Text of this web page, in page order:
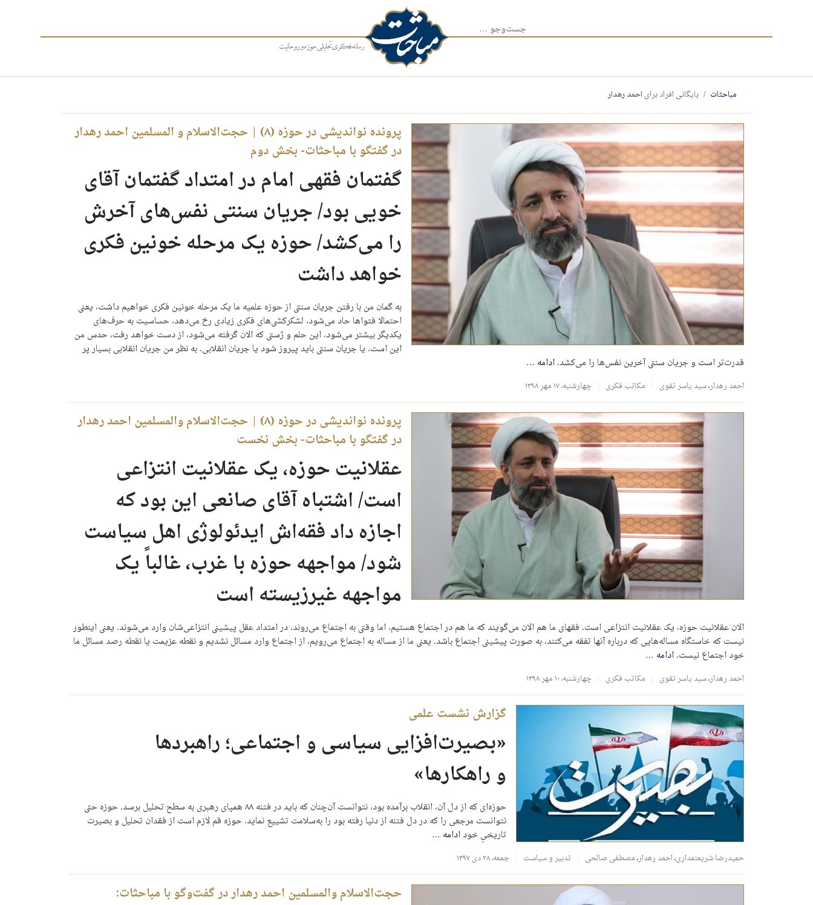
جست‌وجو برای:
مباحثات بایگانی افراد برایاحمد رهدار
پرونده نواندیشی در حوزه (۸) | حجت‌الاسلام و المسلمین احمد رهدار
در گفتگو با مباحثات- بخش دوم
گفتمان فقهی امام در امتداد گفتمان آقای
خویی بود/ جریان سنتی نفس‌های آخرش
را می‌کشد/ حوزه یک مرحله خونین فکری
خواهد داشت
به گمان من با رفتن جریان سنتی از حوزه علمیه ما یک مرحله خونین فکری خواهیم داشت، یعنی
احتمالا فتواها حاد می‌شود، لشکرکشی‌های فکری زیادی رخ می‌دهد، حساسیت به حرف‌های
یکدیگر بیشتر می‌شود، این حلم و ژستی که الان گرفته می‌شود، از دست خواهد رفت، حدس من
این است. یا جریان سنتی باید پیروز شود یا جریان انقلابی. به نظر من جریان انقلابی بسیار پر
قدرت‌تر است و جریان سنتی آخرین نفس‌ها را می‌کشد.ادامه …
احمد رهدار،سید یاسر تقوی مکاتب فکری چهارشنبه، ۱۷ مهر ۱۳۹۸
پرونده نواندیشی در حوزه (۸) | حجت‌الاسلام والمسلمین احمد رهدار
در گفتگو با مباحثات- بخش نخست
عقلانیت حوزه، یک عقلانیت انتزاعی
است/ اشتباه آقای صانعی این بود که
اجازه داد فقه‌اش ایدئولوژی اهل سیاست
شود/ مواجهه حوزه با غرب، غالباً یک
مواجهه غیرزیسته است
الان عقلانیت حوزه، یک عقلانیت انتزاعی است. فقهای ما هم الان می‌گویند که ما هم در اجتماع هستیم، اما وقتی به اجتماع می‌روند، در امتداد عقل پیشینی انتزاعی‌شان وارد می‌شوند. یعنی اینطور
نیست که خاستگاه مساله‌هایی که درباره آنها تفقه می‌کنند، به صورت پیشینی اجتماع باشد. یعنی ما از مساله به اجتماع می‌رویم، از اجتماع وارد مسائل نشدیم و نقطه عزیمت یا نقطه رصد مسائل ما
خود اجتماع نیست.ادامه …
احمد رهدار،سید یاسر تقوی مکاتب فکری چهارشنبه، ۱۰ مهر ۱۳۹۸
گزارش نشست علمی
«بصیرت‌افزایی سیاسی و اجتماعی؛ راهبردها
و راهکارها»
حوزه‌ای که از دل آن، انقلاب برآمده بود، نتوانست آن‌چنان که باید در فتنه ۸۸ همپای رهبری به سطح تحلیل برسد. حوزه حتی
نتوانست مرجعی را که در دل فتنه از دنیا رفته بود را به‌سلامت تشییع نماید. حوزه قم لازم است از فقدان تحلیل و بصیرت
تاریخیِ خودادامه …
حمیدرضا شریعتمداری،احمد رهدار،مصطفی صالحی تدبیر و سیاست جمعه، ۲۸ دی ۱۳۹۷
حجت‌الاسلام والمسلمین احمد رهدار در گفت‌وگو با مباحثات: